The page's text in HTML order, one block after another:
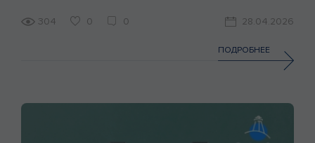
электростанций (СЭС) и внедрением систем резервного
стабильного потока качественных заявок через сайт.
Период анализа: 6 месяцев (сентябрь 2025 – февраль
304 0 0 28.04.2026
ПОДРОБНЕЕ